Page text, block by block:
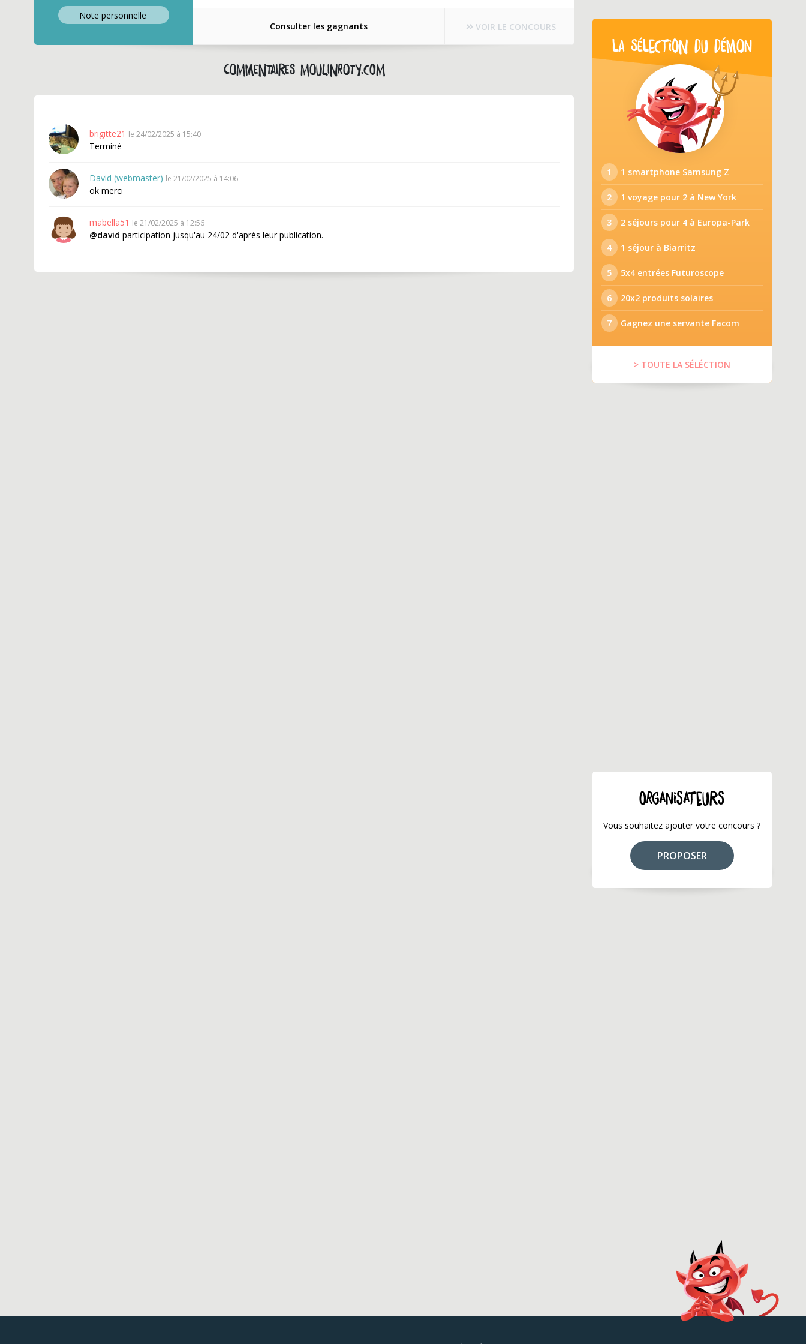
Note personnelle
Consulter les gagnants VOIR LE CONCOURS
Commentaires moulinroty.com
brigitte21 le 24/02/2025 à 15:40
Terminé
David (webmaster) le 21/02/2025 à 14:06
ok merci
mabella51 le 21/02/2025 à 12:56
@david participation jusqu'au 24/02 d'après leur publication.
LA SÉLECTION DU DÉMON
1 1 smartphone Samsung Z
2 1 voyage pour 2 à New York
3 2 séjours pour 4 à Europa-Park
4 1 séjour à Biarritz
5 5x4 entrées Futuroscope
6 20x2 produits solaires
7 Gagnez une servante Facom
> TOUTE LA SÉLÉCTION
ORGANISATEURS
Vous souhaitez ajouter votre concours ?
PROPOSER